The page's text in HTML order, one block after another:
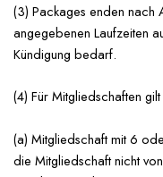
(3) Packages enden
angegebenen Laufzeiten
Kündigung bedarf.
(4) Für Mitgliedschaften
(a) Mitgliedschaft mit 6
die Mitgliedschaft nicht